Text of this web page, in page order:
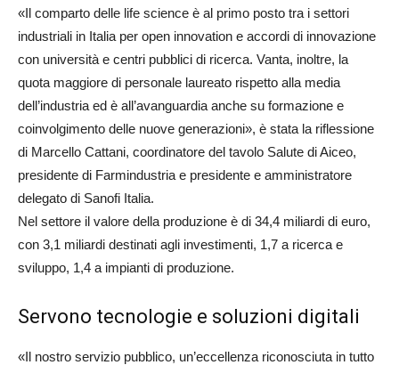
«Il comparto delle life science è al primo posto tra i settori
industriali in Italia per open innovation e accordi di innovazione
con università e centri pubblici di ricerca. Vanta, inoltre, la
quota maggiore di personale laureato rispetto alla media
dell’industria ed è all’avanguardia anche su formazione e
coinvolgimento delle nuove generazioni», è stata la riflessione
di Marcello Cattani, coordinatore del tavolo Salute di Aiceo,
presidente di Farmindustria e presidente e amministratore
delegato di Sanofi Italia.
Nel settore il valore della produzione è di 34,4 miliardi di euro,
con 3,1 miliardi destinati agli investimenti, 1,7 a ricerca e
sviluppo, 1,4 a impianti di produzione.
Servono tecnologie e soluzioni digitali
«Il nostro servizio pubblico, un’eccellenza riconosciuta in tutto